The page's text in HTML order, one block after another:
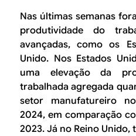
s
c
a
Nas últimas semanas
produtividade do
avançadas, como os
Unido. Nos Estados
uma elevação da
trabalhada agregada
setor manufatureiro
2024, em comparação
2023. Já no Reino